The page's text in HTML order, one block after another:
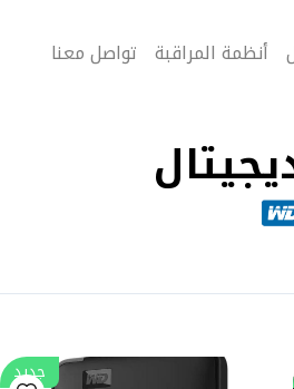
أنظمة المراقبة تواصل معنا
جديد